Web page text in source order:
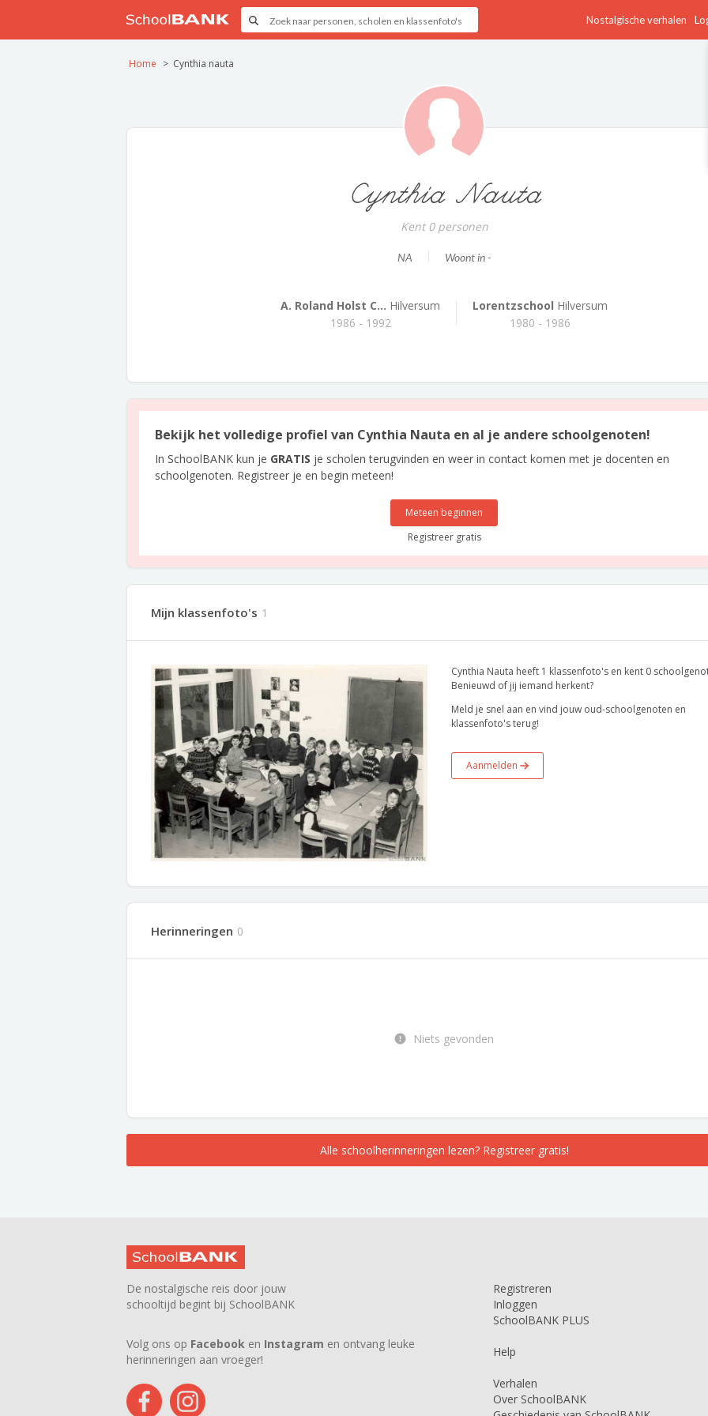
Nostalgische verhalen
Home Cynthia nauta
Cynthia Nauta
Kent 0 personen
NA Woont in -
A. Roland Holst C... Hilversum
1986 - 1992
Lorentzschool Hilversum
1980 - 1986
Bekijk het volledige profiel van Cynthia Nauta en al je andere schoolgenoten!
In SchoolBANK kun je GRATIS je scholen terugvinden en weer in contact komen met je docenten en
schoolgenoten. Registreer je en begin meteen!
Meteen beginnen
Registreer gratis
Mijn klassenfoto's 1
Cynthia Nauta heeft 1 klassenfoto's en kent 0
Benieuwd of jij iemand herkent?
Meld je snel aan en vind jouw oud-schoolgenoten en
klassenfoto's terug!
Aanmelden
Herinneringen 0
Niets gevonden
Alle schoolherinneringen lezen? Registreer gratis!
De nostalgische reis door jouw
schooltijd begint bij SchoolBANK
Volg ons op Facebook en Instagram en ontvang leuke
herinneringen aan vroeger!
Registreren
Inloggen
SchoolBANK PLUS
Help
Verhalen
Over SchoolBANK